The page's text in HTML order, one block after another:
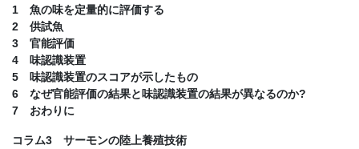
1 魚の味を定量的に評価する
2 供試魚
3 官能評価
4 味認識装置
5 味認識装置のスコアが示したもの
6 なぜ官能評価の結果と味認識装置の結果が異なるのか?
7 おわりに
コラム3 サーモンの陸上養殖技術